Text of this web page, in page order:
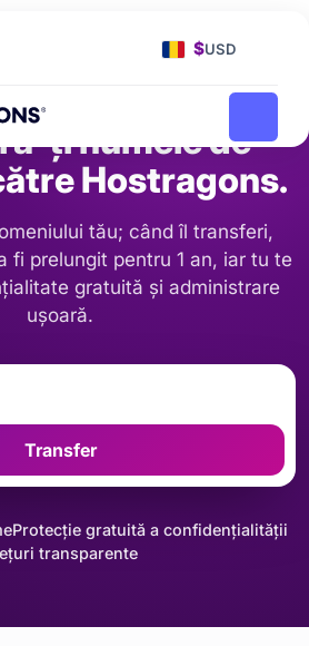
$USD
ți numele de
Hostragons.
tău; când îl transferi,
fi prelungit pentru 1 an, iar tu te
gratuită și administrare
ușoară.
Transfer
Protecție gratuită a confidențialității
transparente